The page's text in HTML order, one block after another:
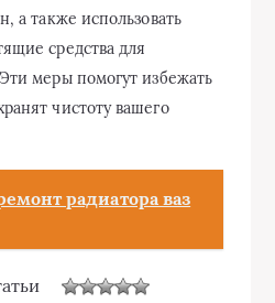
а также использовать
средства для
меры помогут избежать
чистоту вашего
радиатора ваз